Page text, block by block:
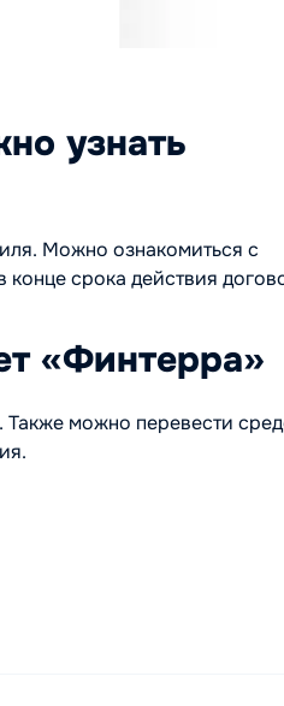
узнать
Можно ознакомиться с
срока действия
«Финтерра»
можно перевести